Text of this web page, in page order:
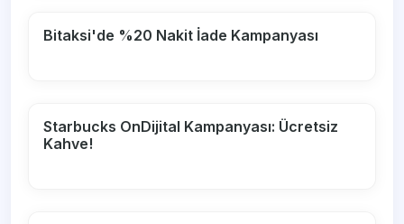
Bitaksi'de %20 Nakit İade Kampanyası
Starbucks OnDijital Kampanyası: Ücretsiz
Kahve!